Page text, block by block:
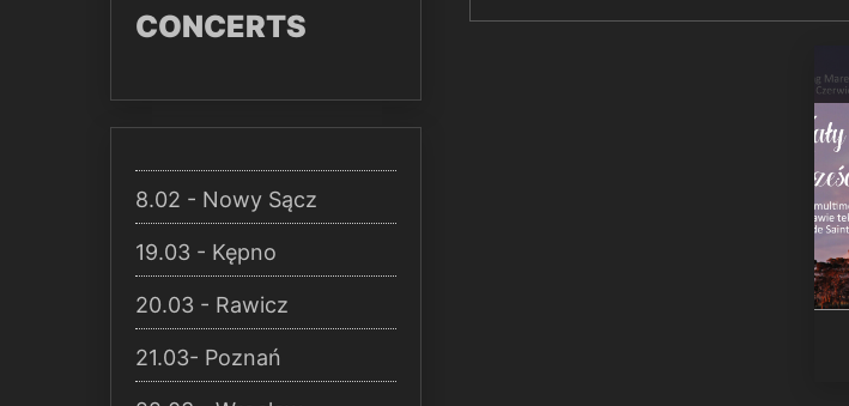
CONCERTS
8.02 - Nowy Sącz
19.03 - Kępno
20.03 - Rawicz
21.03- Poznań